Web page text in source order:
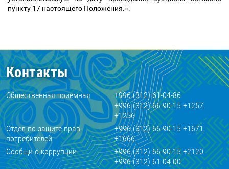
пункту 17 настоящего Положения.».
Контакты
Общественная приемная
+996 (312) 61-04-86
+996 (312) 66-90-15 +1257,
+1256
Отдел по защите прав
потребителей
+996 (312) 66-90-15 +1671,
+1666
Сообщи о коррупции
+996 (312) 66-90-15 +2120
+996 (312) 61-04-00